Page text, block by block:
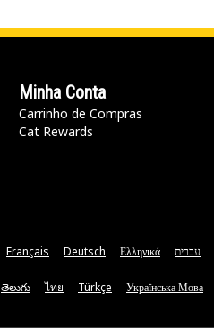
Minha Conta
Carrinho de Compras
Cat Rewards
Français Deutsch Ελληνικά עברית
తెలుగు ไทย Türkçe Українська Мова